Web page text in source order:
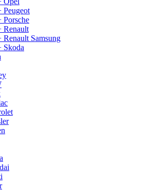
Peugeot
Porsche
Renault
Renault Samsung
Skoda